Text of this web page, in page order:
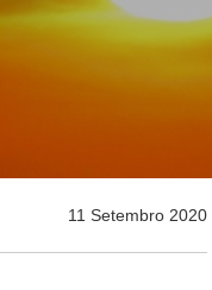
11 Setembro 2020